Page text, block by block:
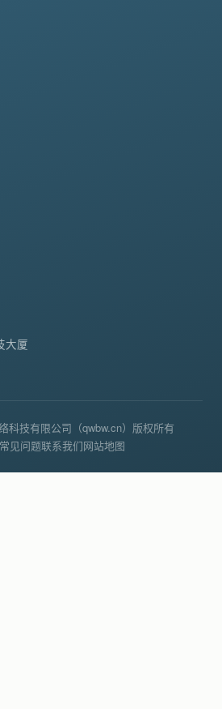
大厦
科技有限公司（qwbw.cn）版权所有
常见问题联系我们网站地图